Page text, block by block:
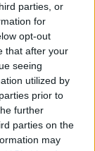
parties, or
for
opt-out
that after your
seeing
utilized by
prior to
further
parties on the
may
μέσω
τα